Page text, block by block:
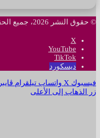
© حقوق النشر 2026، جميع الحقوق محفوظة |
‫X
‫YouTube
‫TikTok
ديسكورد
فيسبوك ‫X واتساب تيلقرام ڤايبر
زر الذهاب إلى الأعلى